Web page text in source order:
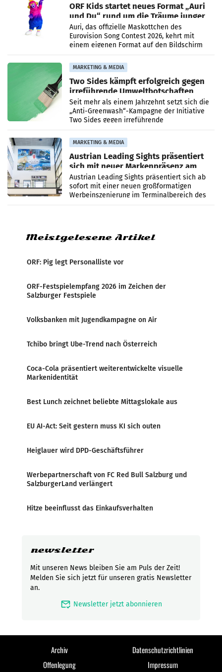
ORF Kids startet neues Format „Auri
und Du“ rund um die Träume junger
Menschen
Auri, das offizielle Maskottchen des
Eurovision Song Contest 2026, kehrt mit
einem eigenen Format auf den Bildschirm
zurück. In der neuen Sendung „Auri und Du“
bei ORF Kids steht
MARKETING & MEDIA
Two Sides kämpft erfolgreich gegen
irreführende Umweltbotschaften
beim Papiereinsatz
Seit mehr als einem Jahrzehnt setzt sich die
„Anti-Greenwash“-Kampagne der Initiative
Two Sides gegen irreführende
Umweltaussagen bei Papierkommunikation
und papierbasierten Verpackungen
MARKETING & MEDIA
Austrian Leading Sights präsentiert
sich mit neuer Markenpräsenz am
Flughafen Wien
Austrian Leading Sights präsentiert sich ab
sofort mit einer neuen großformatigen
Werbeinszenierung im Terminalbereich des
Flughafen Wien. Die Präsenz befindet sich im
Meistgelesene Artikel
ORF: Pig legt Personalliste vor
ORF-Festspielempfang 2026 im Zeichen der
Salzburger Festspiele
Volksbanken mit Jugendkampagne on Air
Tchibo bringt Ube-Trend nach Österreich
Coca-Cola präsentiert weiterentwickelte visuelle
Markenidentität
Best Lunch zeichnet beliebte Mittagslokale aus
EU AI-Act: Seit gestern muss KI sich outen
Heiglauer wird DPD-Geschäftsführer
Werbepartnerschaft von FC Red Bull Salzburg und
SalzburgerLand verlängert
Hitze beeinflusst das Einkaufsverhalten
newsletter
Mit unseren News bleiben Sie am Puls der Zeit!
Melden Sie sich jetzt für unseren gratis Newsletter
an.
mark_email_read Newsletter jetzt abonnieren
Archiv
Datenschutzrichtlinien
Offenlegung
Impressum